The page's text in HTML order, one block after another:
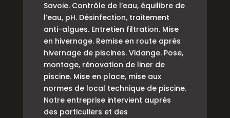
Savoie. Contrôle de l’eau, équilibre de
l’eau, pH. Désinfection, traitement
anti-algues. Entretien filtration. Mise
en hivernage. Remise en route après
hivernage de piscines. Vidange. Pose,
montage, rénovation de liner de
piscine. Mise en place, mise aux
normes de local technique de piscine.
Notre entreprise intervient auprès
des particuliers et des